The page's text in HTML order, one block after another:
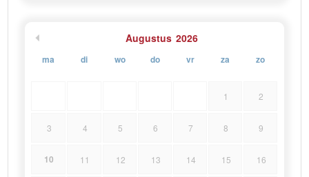
Augustus 2026
ma di wo do vr za zo
1 2
3 4 5 6 7 8 9
10 11 12 13 14 15 16